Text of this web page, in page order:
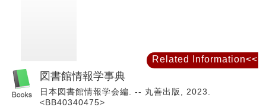
図書館情報学事典
日本図書館情報学会編. -- 丸善出版, 2023.
<BB40340475>
Related Information<<